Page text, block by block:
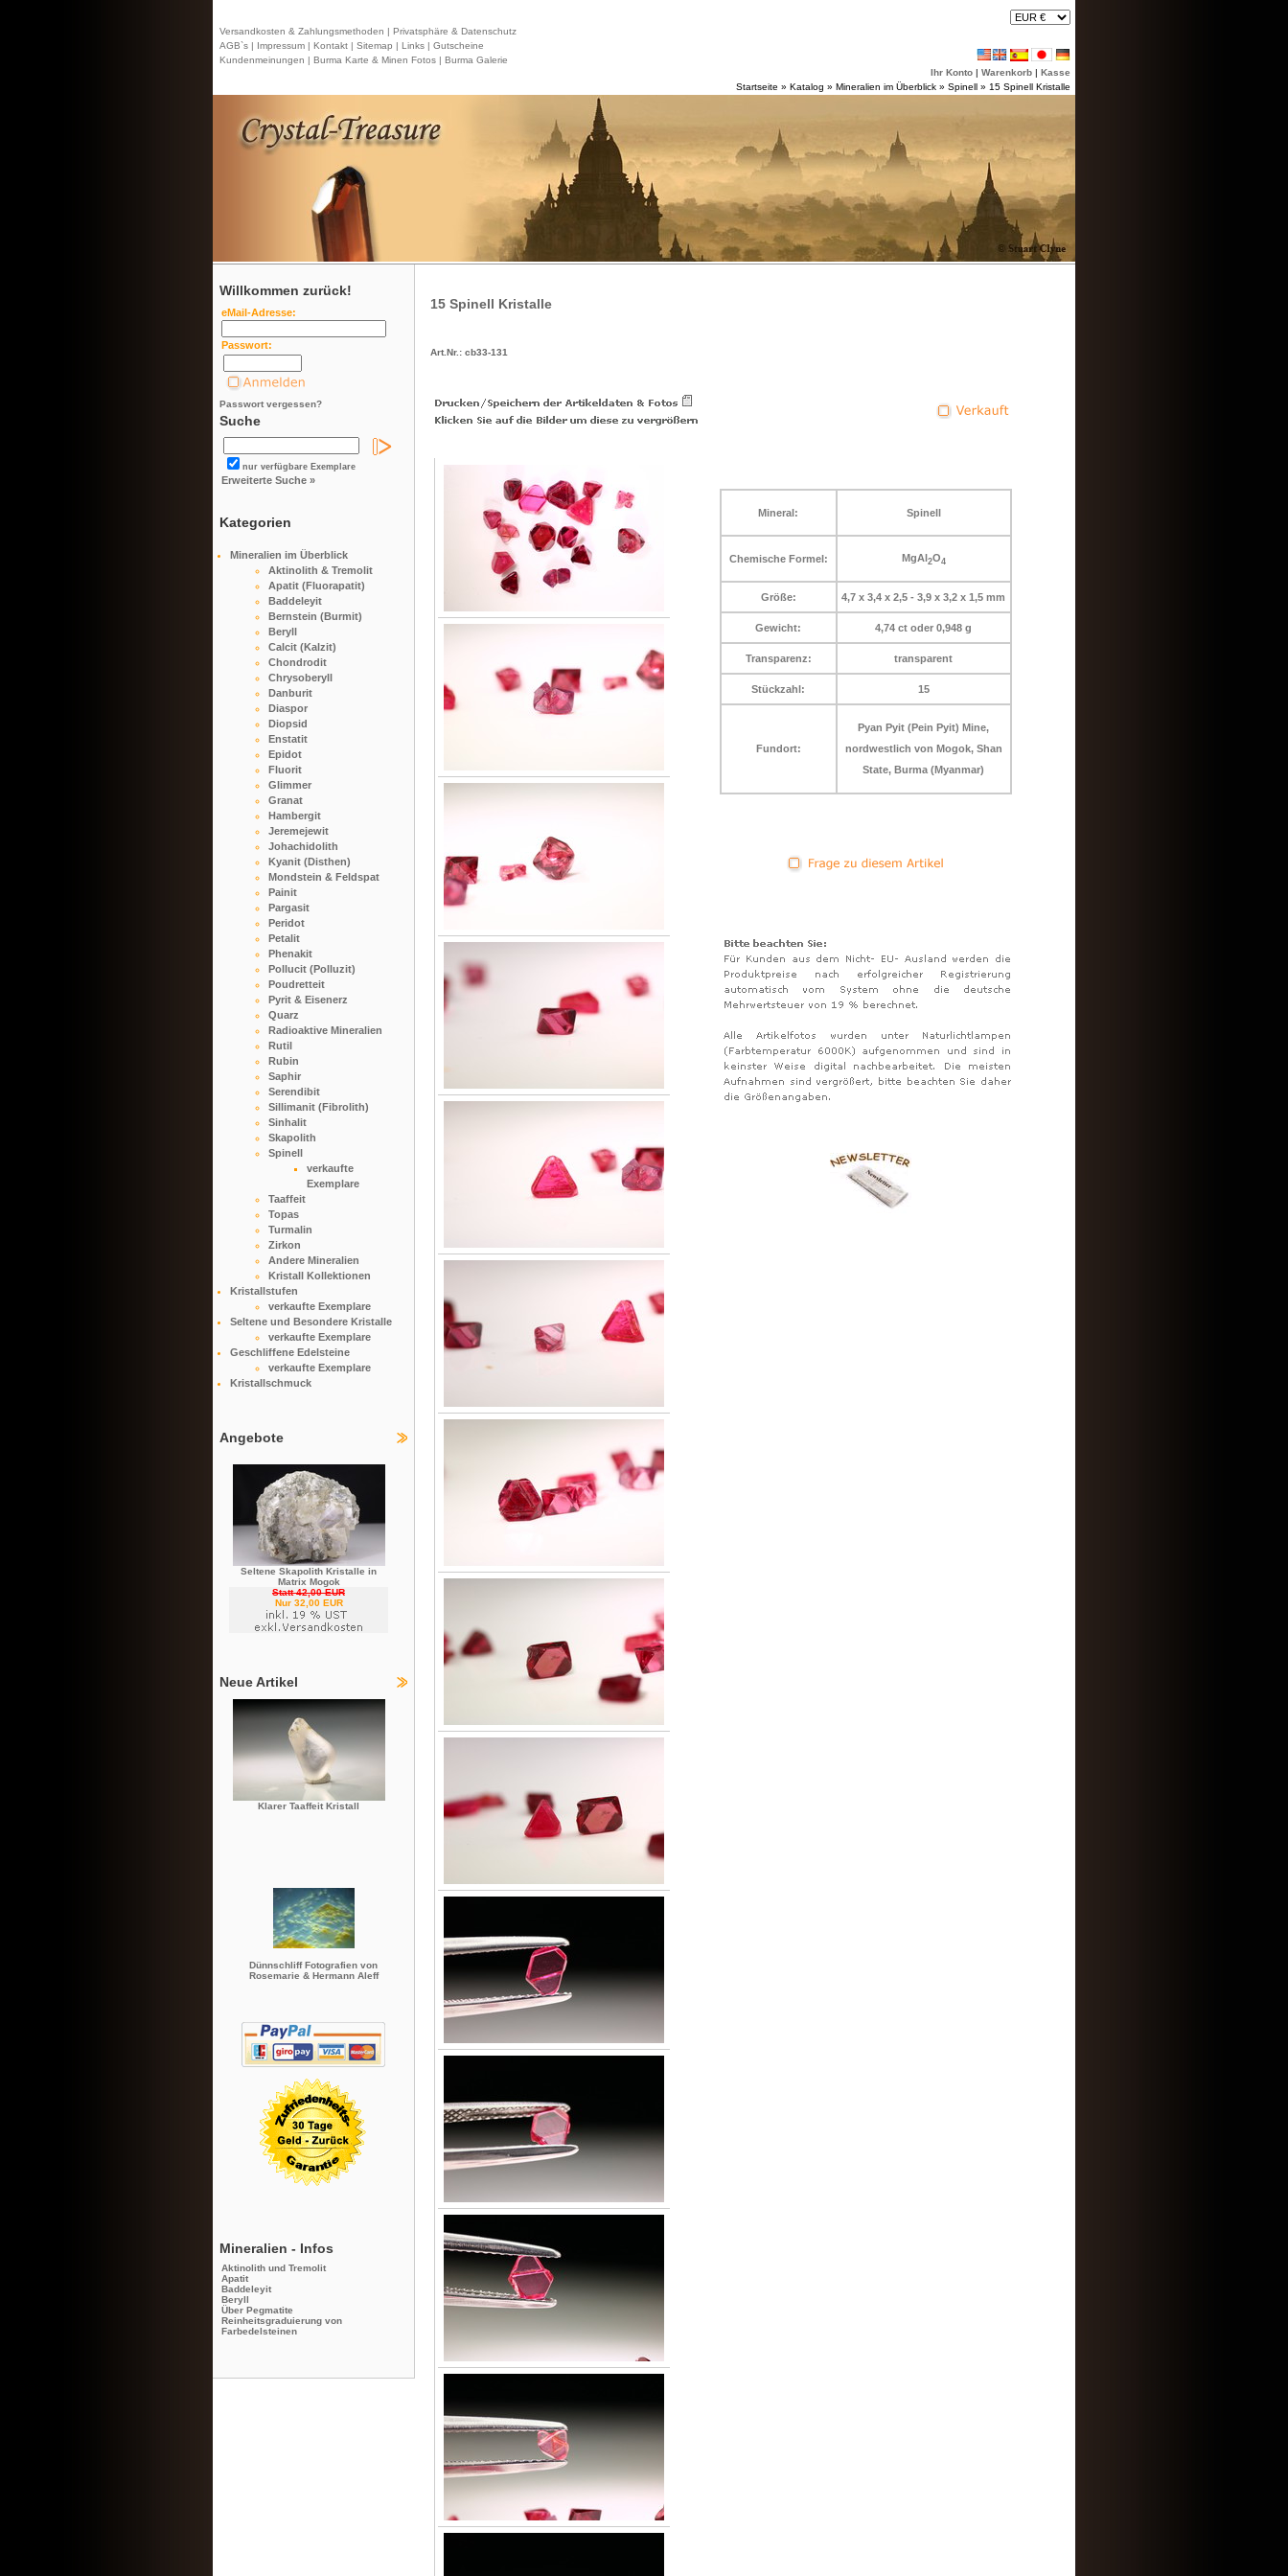
Versandkosten & Zahlungsmethoden | Privatsphäre & Datenschutz
AGB`s | Impressum | Kontakt | Sitemap | Links | Gutscheine
Kundenmeinungen | Burma Karte & Minen Fotos | Burma Galerie
Ihr Konto | Warenkorb | Kasse
Startseite » Katalog » Mineralien im Überblick » Spinell » 15 Spinell Kristalle
Willkommen zurück!
eMail-Adresse:
Passwort:
Passwort vergessen?
Suche
nur verfügbare Exemplare
Erweiterte Suche »
Kategorien
Mineralien im Überblick
Aktinolith & Tremolit
Apatit (Fluorapatit)
Baddeleyit
Bernstein (Burmit)
Beryll
Calcit (Kalzit)
Chondrodit
Chrysoberyll
Danburit
Diaspor
Diopsid
Enstatit
Epidot
Fluorit
Glimmer
Granat
Hambergit
Jeremejewit
Johachidolith
Kyanit (Disthen)
Mondstein & Feldspat
Painit
Pargasit
Peridot
Petalit
Phenakit
Pollucit (Polluzit)
Poudretteit
Pyrit & Eisenerz
Quarz
Radioaktive Mineralien
Rutil
Rubin
Saphir
Serendibit
Sillimanit (Fibrolith)
Sinhalit
Skapolith
Spinell
verkaufte
Exemplare
Taaffeit
Topas
Turmalin
Zirkon
Andere Mineralien
Kristall Kollektionen
Kristallstufen
verkaufte Exemplare
Seltene und Besondere Kristalle
verkaufte Exemplare
Geschliffene Edelsteine
verkaufte Exemplare
Kristallschmuck
Angebote
Seltene Skapolith Kristalle in
Matrix Mogok
Statt 42,00 EUR
Nur 32,00 EUR
Neue Artikel
Klarer Taaffeit Kristall
Dünnschliff Fotografien von
Rosemarie & Hermann Aleff
Mineralien - Infos
Aktinolith und Tremolit
Apatit
Baddeleyit
Beryll
Über Pegmatite
Reinheitsgraduierung von
Farbedelsteinen
15 Spinell Kristalle
Art.Nr.: cb33-131
Mineral: Spinell
Chemische Formel: MgAl2O4
Größe: 4,7 x 3,4 x 2,5 - 3,9 x 3,2 x 1,5 mm
Gewicht: 4,74 ct oder 0,948 g
Transparenz: transparent
Stückzahl: 15
Fundort:
Pyan Pyit (Pein Pyit) Mine,
nordwestlich von Mogok, Shan
State, Burma (Myanmar)